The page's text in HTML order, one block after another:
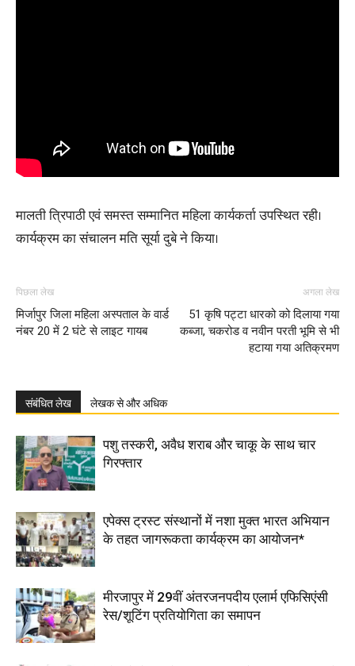
मालती त्रिपाठी एवं समस्त सम्मानित महिला कार्यकर्ता उपस्थित रही।
कार्यक्रम का संचालन मति सूर्या दुबे ने किया।
पिछला लेख
मिर्जापुर जिला महिला अस्पताल के वार्ड
नंबर 20 में 2 घंटे से लाइट गायब
अगला लेख
51 कृषि पट्टा धारको को दिलाया गया
कब्जा, चकरोड व नवीन परती भूमि से भी
हटाया गया अतिक्रमण
संबंधित लेख लेखक से और अधिक
पशु तस्करी, अवैध शराब और चाकू के साथ चार
गिरफ्तार
एपेक्स ट्रस्ट संस्थानों में नशा मुक्त भारत अभियान
के तहत जागरूकता कार्यक्रम का आयोजन*
मीरजापुर में 29वीं अंतरजनपदीय एलार्म एफिसिएंसी
रेस/शूटिंग प्रतियोगिता का समापन